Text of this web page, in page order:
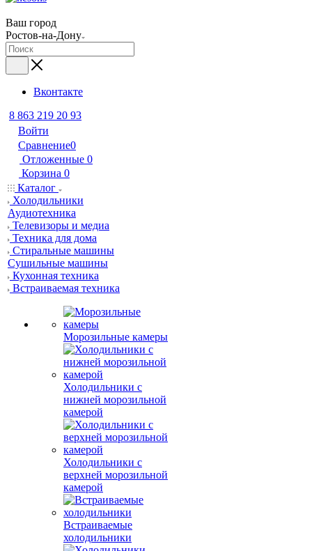
Ваш город
Ростов-на-Дону
Вконтакте
8 863 219 20 93
Войти
Сравнение0
Отложенные 0
Корзина 0
Каталог
Холодильники
Аудиотехника
Телевизоры и медиа
Техника для дома
Стиральные машины
Сушильные машины
Кухонная техника
Встраиваемая техника
Морозильные камеры
Холодильники с
нижней морозильной
камерой
Холодильники с
верхней морозильной
камерой
Встраиваемые
холодильники